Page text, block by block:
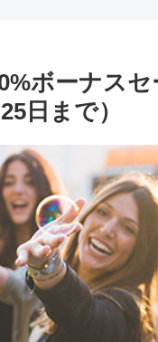
ボーナスセ
日まで）